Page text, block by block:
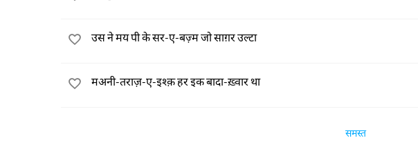
उस ने मय पी के सर-ए-बज़्म जो साग़र उल्टा
मअनी-तराज़-ए-इश्क़ हर इक बादा-ख़्वार था
समस्त